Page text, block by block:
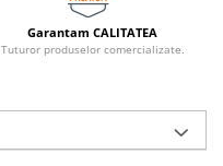
Garantam CALITATEA
Tuturor produselor comercializate.